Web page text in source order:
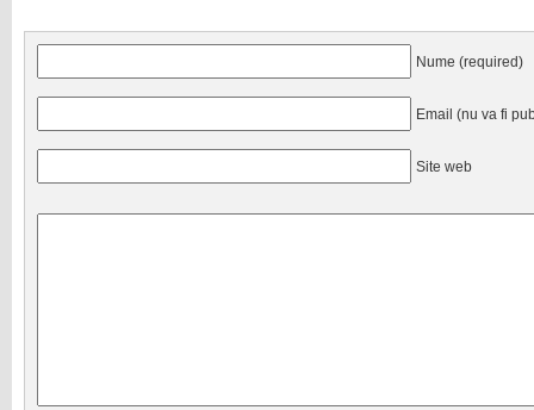
Nume (required)
Email (nu va fi
Site web